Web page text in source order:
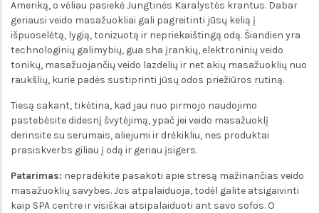
Ameriką, o vėliau pasiekė Jungtinės Karalystės krantus. Dabar
geriausi veido masažuokliai gali pagreitinti jūsų kelią į
išpuoselėtą, lygią, tonizuotą ir nepriekaištingą odą. Šiandien yra
technologinių galimybių, gua sha įrankių, elektroninių veido
tonikų, masažuojančių veido lazdelių ir net akių masažuoklių nuo
raukšlių, kurie padės sustiprinti jūsų odos priežiūros rutiną.
Tiesą sakant, tikėtina, kad jau nuo pirmojo naudojimo
pastebėsite didesnį švytėjimą, ypač jei veido masažuoklį
derinsite su serumais, aliejumi ir drėkikliu, nes produktai
prasiskverbs giliau į odą ir geriau įsigers.
Patarimas: nepradėkite pasakoti apie stresą mažinančias veido
masažuoklių savybes. Jos atpalaiduoja, todėl galite atsigaivinti
kaip SPA centre ir visiškai atsipalaiduoti ant savo sofos. O